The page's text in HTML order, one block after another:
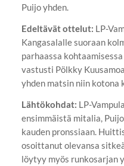
Puijo yhden.
Edeltävät ottelut: LP-
Kangasalalle suoraan
parhaassa
vastusti Pölkky
yhden matsin niin kotona
Lähtökohdat: LP-
ensimmäistä mitalia,
kauden pronssiaan.
osoittanut olevansa
löytyy myös runkosarjan